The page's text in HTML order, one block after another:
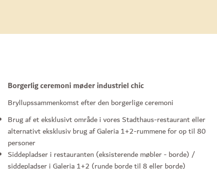
Borgerlig ceremoni møder industriel chic
Bryllupssammenkomst efter den borgerlige ceremoni
Brug af et eksklusivt område i vores Stadthaus-restaurant eller
alternativt eksklusiv brug af Galeria 1+2-rummene for op til 80
personer
Siddepladser i restauranten (eksisterende møbler - borde) /
siddepladser i Galeria 1+2 (runde borde til 8 eller borde)